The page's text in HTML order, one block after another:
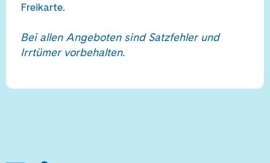
Freikarte.
Bei allen Angeboten sind Satzfehler und
Irrtümer vorbehalten.